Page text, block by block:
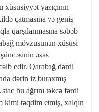
yazıçının
çatmasına və geniş
qarşılanmasına səbəb
mövzusunun xüsusi
əsas
edir. Qarabağ dərdi
dərin iz buraxmış
bu ağrını təkcə fərdi
təqdim etmiş, xalqın